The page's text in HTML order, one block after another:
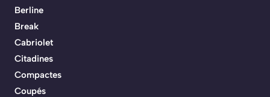
Berline
Break
Cabriolet
Citadines
Compactes
Coupés